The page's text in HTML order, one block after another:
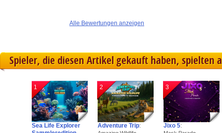
Alle Bewertungen anzeigen
Spieler, die diesen Artikel gekauft haben, spielten
1
Sea Life Explorer
2
Adventure Trip:
3
Jixo 5: